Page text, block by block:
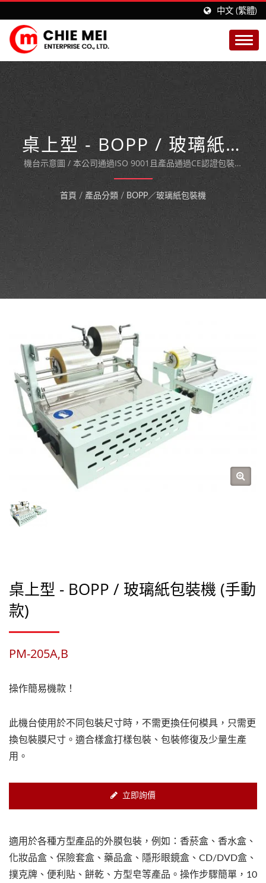
中文 (繁體)
桌上型 - BOPP / 玻璃紙包
裝機 (手動款)
機台示意圖 / 本公司通過ISO 9001且產品通過CE認證包裝機
械製造商。
首頁 / 產品分類 / BOPP／玻璃紙包裝機
桌上型 - BOPP / 玻璃紙包裝機 (手動
款)
PM-205A,B
操作簡易機款！
此機台使用於不同包裝尺寸時，不需更換任何模具，只需更
換包裝膜尺寸。適合樣盒打樣包裝、包裝修復及少量生產
用。
立即詢價
適用於各種方型產品的外膜包裝，例如：香菸盒、香水盒、
化妝品盒、保險套盒、藥品盒、隱形眼鏡盒、CD/DVD盒、
撲克牌、便利貼、餅乾、方型皂等產品。操作步驟簡單，10